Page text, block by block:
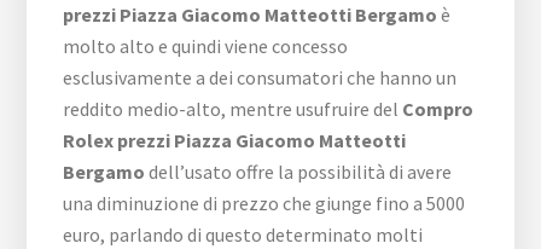
prezzi Piazza Giacomo Matteotti Bergamo è
molto alto e quindi viene concesso
esclusivamente a dei consumatori che hanno un
reddito medio-alto, mentre usufruire del Compro
Rolex prezzi Piazza Giacomo Matteotti
Bergamo dell’usato offre la possibilità di avere
una diminuzione di prezzo che giunge fino a 5000
euro, parlando di questo determinato molti